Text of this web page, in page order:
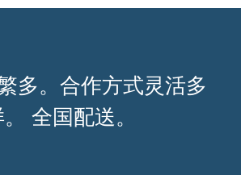
多。合作方式灵活多
全国配送。